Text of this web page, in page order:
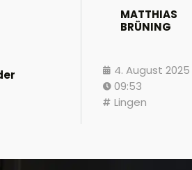
MATTHIAS
BRÜNING
4. August 2025
09:53
Lingen